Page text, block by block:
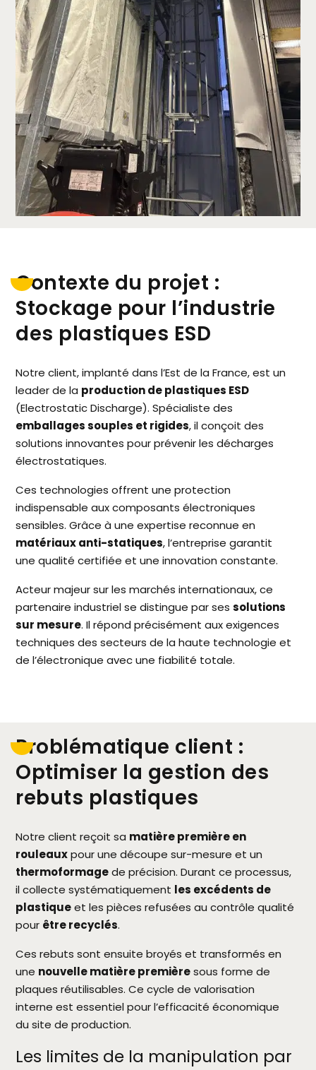
Contexte du projet :
Stockage pour l’industrie
des plastiques ESD
Notre client, implanté dans l’Est de la France, est un
leader de la production de plastiques ESD
(Electrostatic Discharge). Spécialiste des
emballages souples et rigides, il conçoit des
solutions innovantes pour prévenir les décharges
électrostatiques.
Ces technologies offrent une protection
indispensable aux composants électroniques
sensibles. Grâce à une expertise reconnue en
matériaux anti-statiques, l’entreprise garantit
une qualité certifiée et une innovation constante.
Acteur majeur sur les marchés internationaux, ce
partenaire industriel se distingue par sessolutions
sur mesure. Il répond précisément aux exigences
techniques des secteurs de la haute technologie et
de l’électronique avec une fiabilité totale.
Problématique client :
Optimiser la gestion des
rebuts plastiques
Notre client reçoit sa matière première en
rouleauxpour une découpe sur-mesure et un
thermoformagede précision. Durant ce processus,
il collecte systématiquement les excédents de
plastiqueet les pièces refusées au contrôle qualité
pour être recyclés.
Ces rebuts sont ensuite broyés et transformés en
une nouvelle matière premièresous forme de
plaques réutilisables. Ce cycle de valorisation
interne est essentiel pour l’efficacité économique
du site de production.
Les limites de la manipulation par